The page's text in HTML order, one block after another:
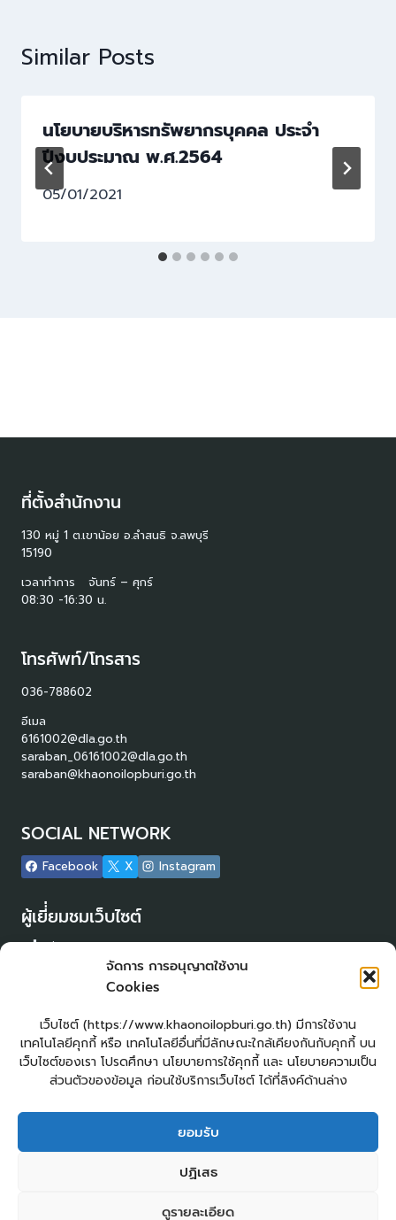
จัดการ การอนุญาตใช้งาน
Cookies
เว็บไซต์ (https://www.khaonoilopburi.go.th) มีการใช้งาน
เทคโนโลยีคุกกี้ หรือ เทคโนโลยีอื่นที่มีลักษณะใกล้เคียงกันกับคุกกี้ บน
เว็บไซต์ของเรา โปรดศึกษา นโยบายการใช้คุกกี้ และ นโยบายความเป็น
ส่วนตัวของข้อมูล ก่อนใช้บริการเว็บไซต์ ได้ที่ลิงค์ด้านล่าง
ยอมรับ
ปฏิเสธ
ดูรายละเอียด
Similar Posts
นโยบายบริหารทรัพยากรบุคคล ประจำ
ปีงบประมาณ พ.ศ.2564
05/01/2021
ที่ตั้งสำนักงาน
130 หมู่ 1 ต.เขาน้อย อ.ลำสนธิ จ.ลพบุรี
15190
เวลาทำการ จันทร์ – ศุกร์
08:30 -16:30 น.
โทรศัพท์/โทรสาร
036-788602
อีเมล
6161002@dla.go.th
saraban_06161002@dla.go.th
saraban@khaonoilopburi.go.th
SOCIAL NETWORK
Facebook X Instagram
ผู้เยี่่ยมชมเว็บไซต์
แผนผังเว็บไซต์
จัดทำเว็บไซต์
LopburiWebDesign.com
ยื่นแบบคำร้องทั่วไปออนไลน์
ศูนย์ข้อมูลข่าวสาร อบต.เขาน้อย